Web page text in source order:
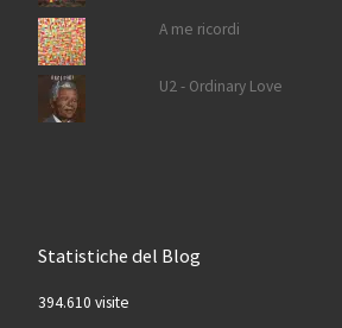
A me ricordi
U2 - Ordinary Love
Statistiche del Blog
394.610 visite